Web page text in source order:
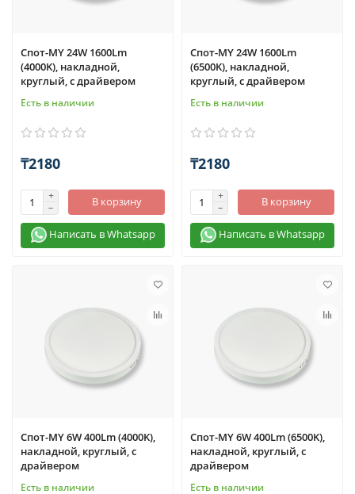
Спот-MY 24W 1600Lm
(4000K), накладной,
круглый, с драйвером
Есть в наличии
₸2180
В корзину
Написать в Whatsapp
Спот-MY 24W 1600Lm
(6500K), накладной,
круглый, с драйвером
Есть в наличии
₸2180
В корзину
Написать в Whatsapp
Спот-MY 6W 400Lm (4000K),
накладной, круглый, с
драйвером
Есть в наличии
Спот-MY 6W 400Lm (6500K),
накладной, круглый, с
драйвером
Есть в наличии